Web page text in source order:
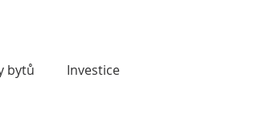
bytů Investice